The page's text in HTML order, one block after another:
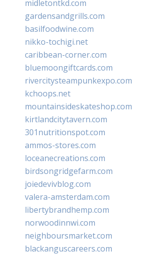
midletontkd.com
gardensandgrills.com
basilfoodwine.com
nikko-tochigi.net
caribbean-corner.com
bluemoongiftcards.com
rivercitysteampunkexpo.com
kchoops.net
mountainsideskateshop.com
kirtlandcitytavern.com
301nutritionspot.com
ammos-stores.com
loceanecreations.com
birdsongridgefarm.com
joiedevivblog.com
valera-amsterdam.com
libertybrandhemp.com
norwoodinnwi.com
neighboursmarket.com
blackanguscareers.com